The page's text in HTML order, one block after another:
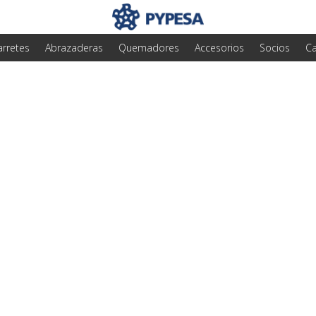
Abrazaderas Quemadores Accesorios Socios